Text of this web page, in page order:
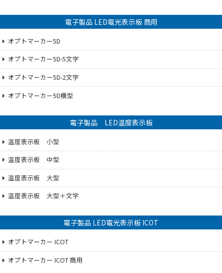
電子製品 LED電光表示板 商用
オプトマーカー5D
オプトマーカー5D-5文字
オプトマーカー5D-2文字
オプトマーカー5D横型
電子製品 LED温度表示板
温度表示板 小型
温度表示板 中型
温度表示板 大型
温度表示板 大型＋文字
電子製品 LED電光表示板 ICOT
オプトマーカー ICOT
オプトマーカー ICOT 商用